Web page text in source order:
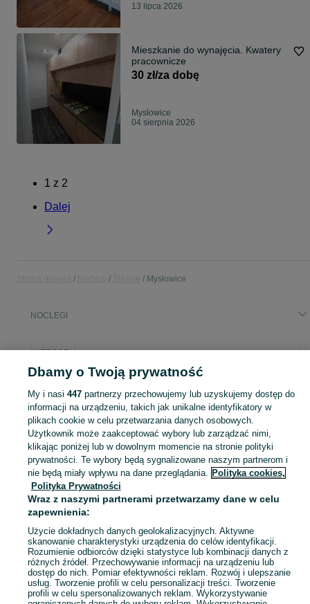
13 lipca 2026
Mieszkanie do wynajęcia. Kwatery
pracownicze
30 zł/za dobę
Mysłowice
04 sierpnia 2026
1 z 2
Dalej
Mysłowice
NOCLEGI
KATEGORIA
noclegi ulica logistyczna noclegi
Zobacz
Mapa kategorii
Mapa miejscowości
Mapa ministron
Popularne wyszukiwania
Dbamy o Twoją prywatność
My i nasi 447partnerzy przechowujemy lub uzyskujemy dostęp do
informacji na urządzeniu, takich jak unikalne identyfikatory w
plikach cookie w celu przetwarzania danych osobowych.
Użytkownik może zaakceptować wybory lub zarządzać nimi,
klikając poniżej lub w dowolnym momencie na stronie polityki
prywatności. Te wybory będą sygnalizowane naszym partnerom i
nie będą miały wpływu na dane przeglądania. Polityka cookies,
Polityka Prywatności
Wraz z naszymi partnerami przetwarzamy dane w celu
zapewnienia:
Użycie dokładnych danych geolokalizacyjnych. Aktywne
skanowanie charakterystyki urządzenia do celów identyfikacji.
Rozumienie odbiorców dzięki statystyce lub kombinacji danych z
różnych źródeł. Przechowywanie informacji na urządzeniu lub
dostęp do nich. Pomiar efektywności reklam. Rozwój i ulepszanie
usług. Tworzenie profili w celu personalizacji treści. Tworzenie
profili w celu spersonalizowanych reklam. Wykorzystywanie